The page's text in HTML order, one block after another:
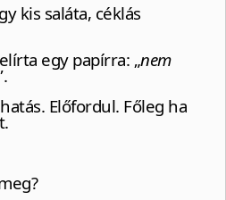
kis saláta, céklás
egy papírra: „nem
Előfordul. Főleg ha